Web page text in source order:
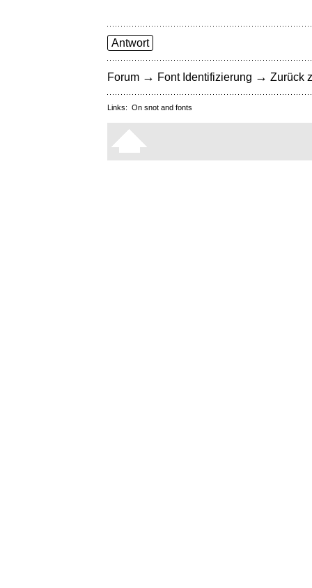
Antwort
Forum → Font Identifizierung → Zurück
Links: On snot and fonts